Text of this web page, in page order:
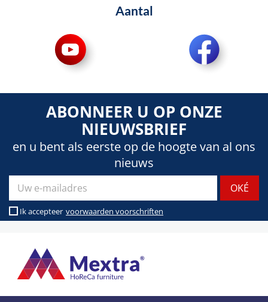
Aantal
ABONNEER U OP ONZE
NIEUWSBRIEF
en u bent als eerste op de hoogte van al ons
nieuws
Ik accepteer voorwaarden voorschriften